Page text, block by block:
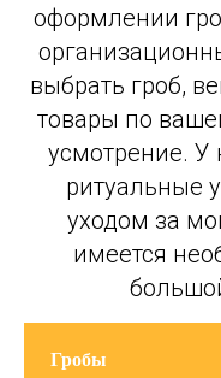
оформлении
выбрать гроб,
товары по
усмотрение. У
ритуальные
уходом за
имеется